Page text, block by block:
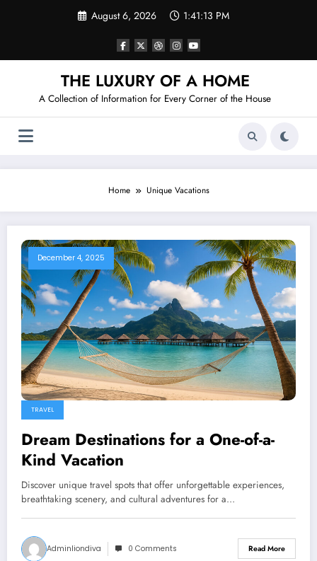
August 6, 2026 1:41:13 PM
THE LUXURY OF A HOME
A Collection of Information for Every Corner of the House
Home Unique Vacations
December 4, 2025
TRAVEL
Dream Destinations for a One-of-a-
Kind Vacation
Discover unique travel spots that offer unforgettable experiences,
breathtaking scenery, and cultural adventures for a…
Adminliondiva 0 Comments Read More